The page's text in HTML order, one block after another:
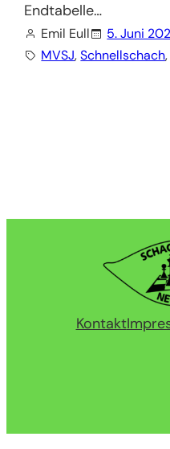
Endtabelle…
Emil Eull 5. Juni
MVSJ, Schnellschach
Kontakt